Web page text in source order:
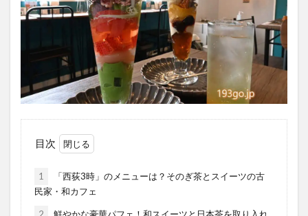
目次
1
「西荻3時」のメニューは？そのぎ茶とスイーツの古
民家・和カフェ
2
鮮やかな豪華パフェ！和スイーツと日本茶を取り入れ